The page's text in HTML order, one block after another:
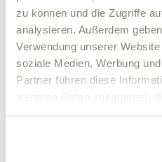
zu können und die Zugriffe
analysieren. Außerdem
Verwendung unserer
soziale Medien, Werbung
Partner führen diese
weiteren Daten zusammen,
Telefonnummer *
Alter